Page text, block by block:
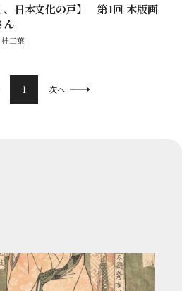
、日本文化の戸】 第1回 木版画
ん
桂二葉
1 次へ